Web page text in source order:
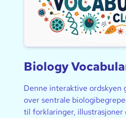
Biology
Denne interaktive ordskyen
over sentrale
til forklaringer, illustrasjoner